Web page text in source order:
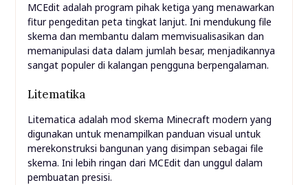
MCEdit adalah program pihak ketiga yang menawarkan
fitur pengeditan peta tingkat lanjut. Ini mendukung file
skema dan membantu dalam memvisualisasikan dan
memanipulasi data dalam jumlah besar, menjadikannya
sangat populer di kalangan pengguna berpengalaman.
Litematika
Litematica adalah mod skema Minecraft modern yang
digunakan untuk menampilkan panduan visual untuk
merekonstruksi bangunan yang disimpan sebagai file
skema. Ini lebih ringan dari MCEdit dan unggul dalam
pembuatan presisi.